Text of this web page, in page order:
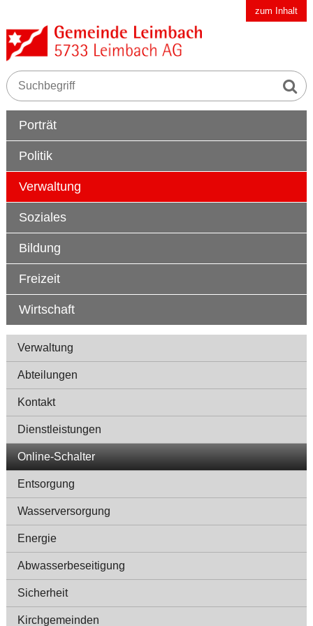
Navigieren in der Gemeinde Leimbach AGzum Inhalt
Suchbegriff
Suche
Hauptnavigation
Porträt
Politik
Verwaltung
Soziales
Bildung
Freizeit
Wirtschaft
Navigation
Verwaltung
Abteilungen
Kontakt
Dienstleistungen
Online-Schalter
Entsorgung
Wasserversorgung
Energie
Abwasserbeseitigung
Sicherheit
Kirchgemeinden